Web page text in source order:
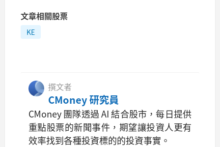
文章相關股票
KE
撰文者
CMoney 研究員
CMoney 團隊透過 AI 結合股市，每日提供
重點股票的新聞事件，期望讓投資人更有
效率找到各種投資標的的投資事實。